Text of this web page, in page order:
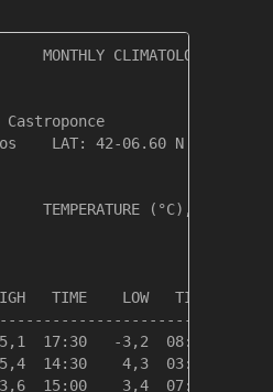
MONTHLY CLIMATOLOGICAL
de Castroponce
LAT: 42-06.60 N    LONG:
TEMPERATURE (°C), RAIN
TIME    LOW   TIME
17:30   -3,2  08:30
14:30    4,3  03:00
15:00    3,4  07:00